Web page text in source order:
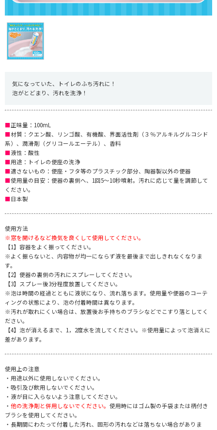
気になっていた、トイレのふち汚れに！
泡がとどまり、汚れを洗浄！
■正味量：100mL
■材質：クエン酸、リンゴ酸、有機酸、界面活性剤（３％アルキルグルコシド
系）、潤滑剤（グリコールエーテル）、香料
■液性：酸性
■用途：トイレの便座の洗浄
■適さないもの：便座・フタ等のプラスチック部分、陶器製以外の便器
■使用量の目安：便器の裏側へ、1回5～10秒噴射。汚れに応じて量を調節して
ください。
■日本製
使用方法
※窓を開けるなど換気を良くして使用してください。
【1】容器をよく振ってください。
※よく振らないと、内容物が均一にならず液を最後まで出しきれなくなりま
す。
【2】便器の裏側の汚れにスプレーしてください。
【3】スプレー後3分程度放置してください。
※泡は時間の経過とともに液状になり、流れ落ちます。使用量や便器のコーテ
ィングの状態により、泡の付着時間は異なります。
※汚れが取れにくい場合は、放置後お手持ちのブラシなどでこすり落としてく
ださい。
【4】泡が消えるまで、1，2度水を流してください。※使用量によって泡消えに
差があります。
使用上の注意
・用途以外に使用しないでください。
・吸引及び飲用しないでください。
・液が目に入らないよう注意してください。
・ 他の洗浄剤と併用しないでください。 使用時にはゴム製の手袋または柄付き
ブラシを使用してください。
・長期間にわたって付着した汚れ、固形の汚れなどは落ちない場合がありま